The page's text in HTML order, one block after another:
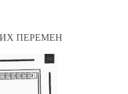
ПЕРЕМЕН